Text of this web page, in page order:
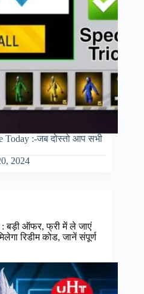
Today :-जब दोस्तो आप सभी
2024
: बड़ी ऑफर, फ्री में ले जाएं
रिडीम कोड, जानें संपूर्ण